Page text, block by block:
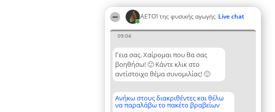
ΑΕΤΟΊ της φυσικής αγωγής Live chat
09:04
Γεια σας. Χαίρομαι που θα σας
βοηθήσω! 🙂 Κάντε κλικ στο
αντίστοιχο θέμα συνομιλίας! 🙂
Ανήκω στους διακριθέντες και θέλω
να παραλάβω το πακέτο βραβείων